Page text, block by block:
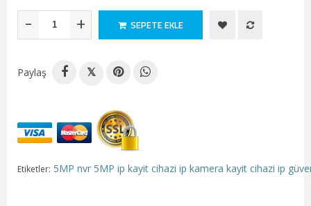
- + SEPETE EKLE
Paylaş 𝕏
Etiketler: 5MP nvr 5MP ip kayit cihazi ip kamera kayit cihazi ip